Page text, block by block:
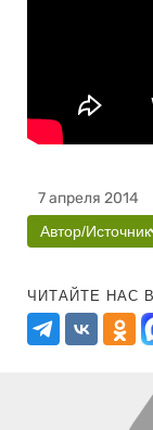
7 апреля 2014
Автор/Источник
ЧИТАЙТЕ НАС